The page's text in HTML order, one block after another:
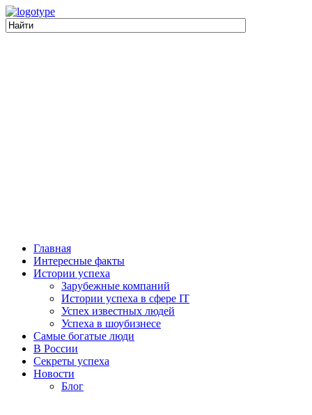
Главная
Интересные факты
Истории успеха
Зарубежные компаний
Истории успеха в сфере IT
Успех известных людей
Успеха в шоубизнесе
Самые богатые люди
В России
Секреты успеха
Новости
Блог